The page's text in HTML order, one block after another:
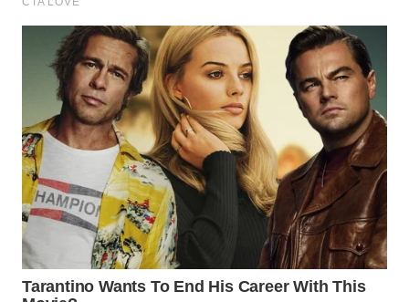
PRIANGAN
TIMUR
WN
SEMARANG
WN
SOLO
WN
BOROBUDUR
WN